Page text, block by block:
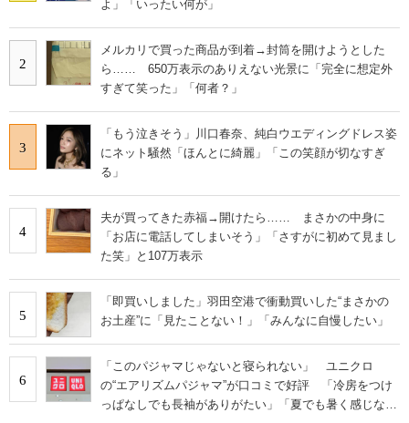
よ」「いったい何が」
2
メルカリで買った商品が到着→封筒を開けようとした
ら…… 650万表示のありえない光景に「完全に想定外
すぎて笑った」「何者？」
3
「もう泣きそう」川口春奈、純白ウエディングドレス姿
にネット騒然「ほんとに綺麗」「この笑顔が切なすぎ
る」
4
夫が買ってきた赤福→開けたら…… まさかの中身に
「お店に電話してしまいそう」「さすがに初めて見まし
た笑」と107万表示
5
「即買いしました」羽田空港で衝動買いした“まさかの
お土産”に「見たことない！」「みんなに自慢したい」
6
「このパジャマじゃないと寝られない」 ユニクロ
の“エアリズムパジャマ”が口コミで好評 「冷房をつけ
っぱなしでも長袖がありがたい」「夏でも暑く感じな